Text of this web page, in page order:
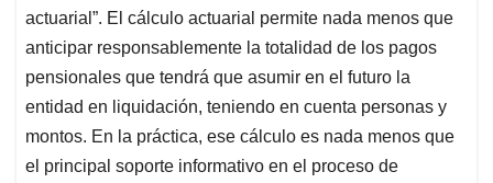
actuarial”. El cálculo actuarial permite nada menos que
anticipar responsablemente la totalidad de los pagos
pensionales que tendrá que asumir en el futuro la
entidad en liquidación, teniendo en cuenta personas y
montos. En la práctica, ese cálculo es nada menos que
el principal soporte informativo en el proceso de